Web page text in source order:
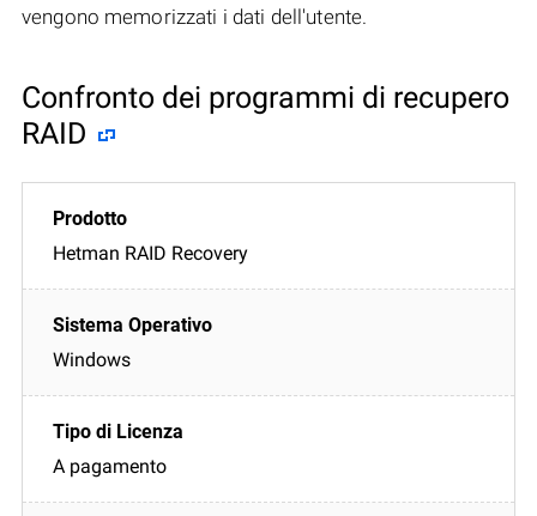
vengono memorizzati i dati dell'utente.
Confronto dei programmi di recupero
RAID
Hetman RAID Recovery
Windows
A pagamento